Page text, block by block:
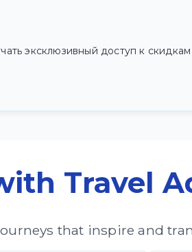
эксклюзивный доступ к скидкам
Travel
that inspire and